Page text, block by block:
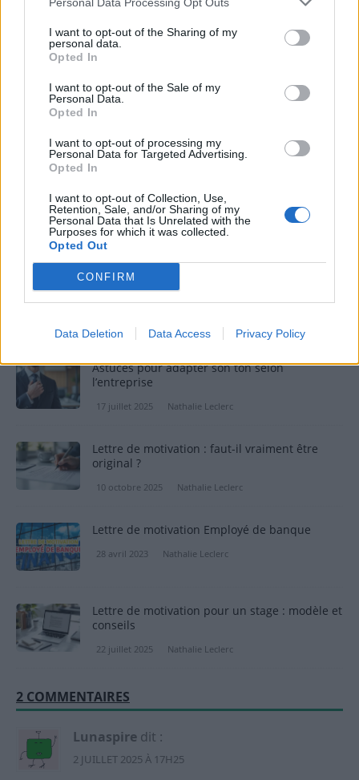
I want to opt-out of the Sharing of my
personal data.
Opted In
I want to opt-out of the Sale of my
Personal Data.
Opted In
I want to opt-out of processing my
Personal Data for Targeted Advertising.
Opted In
I want to opt-out of Collection, Use,
Retention, Sale, and/or Sharing of my
Personal Data that Is Unrelated with the
Purposes for which it was collected.
Opted Out
CONFIRM
Data Deletion Data Access Privacy Policy
nombreuses années en faveur des produits biologiques et
des solutions de ménage respectueuses de l’environnement.
Grâce à cette double casquette de journaliste et de maman
engagée, Nathalie propose des conseils pratiques, fiables et
dans les enjeux de la santé moderne tout en adoptant des
habitudes plus saines et respectueuses de la planète.
SUR LE MÊME THÈME
Comment structurer une lettre de motivation
en 3 parties simples ?
5 novembre 2025
Faut-il parler de ses défauts dans une lettre
de motivation ?
22 mai 2025 Nathalie Leclerc
Astuces pour adapter son ton selon
l’entreprise
17 juillet 2025 Nathalie Leclerc
Lettre de motivation : faut-il vraiment être
original ?
10 octobre 2025 Nathalie Leclerc
Lettre de motivation Employé de banque
28 avril 2023 Nathalie Leclerc
Lettre de motivation pour un stage : modèle et
conseils
22 juillet 2025 Nathalie Leclerc
2 COMMENTAIRES
Lunaspire dit :
2 JUILLET 2025 À 17H25